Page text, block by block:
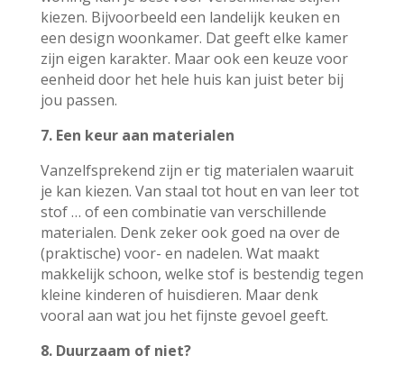
kiezen. Bijvoorbeeld een landelijk keuken en
een design woonkamer. Dat geeft elke kamer
zijn eigen karakter. Maar ook een keuze voor
eenheid door het hele huis kan juist beter bij
jou passen.
7. Een keur aan materialen
Vanzelfsprekend zijn er tig materialen waaruit
je kan kiezen. Van staal tot hout en van leer tot
stof … of een combinatie van verschillende
materialen. Denk zeker ook goed na over de
(praktische) voor- en nadelen. Wat maakt
makkelijk schoon, welke stof is bestendig tegen
kleine kinderen of huisdieren. Maar denk
vooral aan wat jou het fijnste gevoel geeft.
8. Duurzaam of niet?